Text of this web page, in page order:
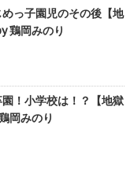
っ子園児のその後【地
鶏岡みのり
！小学校は！？【地獄
岡みのり